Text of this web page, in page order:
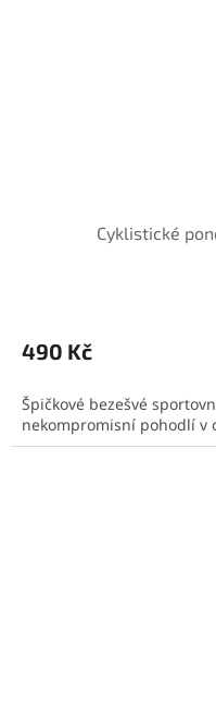
Cyklistické
490 Kč
Špičkové bezešvé
nekompromisní pohodlí